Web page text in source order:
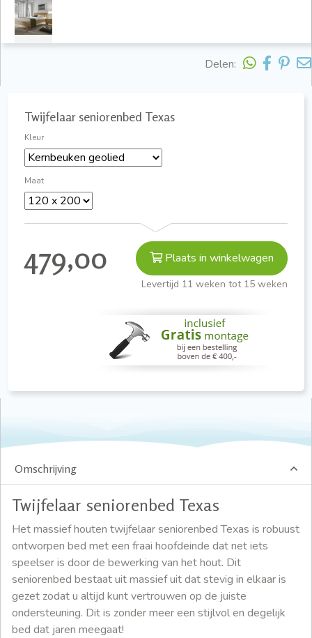
Delen:
Twijfelaar seniorenbed Texas
Kleur
Maat
479,00 Plaats in winkelwagen
Levertijd 11 weken tot 15 weken
Omschrijving
Twijfelaar seniorenbed Texas
Het massief houten twijfelaar seniorenbed Texas is robuust
ontworpen bed met een fraai hoofdeinde dat net iets
speelser is door de bewerking van het hout. Dit
seniorenbed bestaat uit massief uit dat stevig in elkaar is
gezet zodat u altijd kunt vertrouwen op de juiste
ondersteuning. Dit is zonder meer een stijlvol en degelijk
bed dat jaren meegaat!